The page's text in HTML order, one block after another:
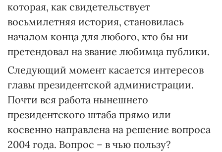
которая, как свидетельствует
восьмилетняя история, становилась
началом конца для любого, кто бы ни
претендовал на звание любимца публики.
Следующий момент касается интересов
главы президентской администрации.
Почти вся работа нынешнего
президентского штаба прямо или
косвенно направлена на решение вопроса
2004 года. Вопрос – в чью пользу?